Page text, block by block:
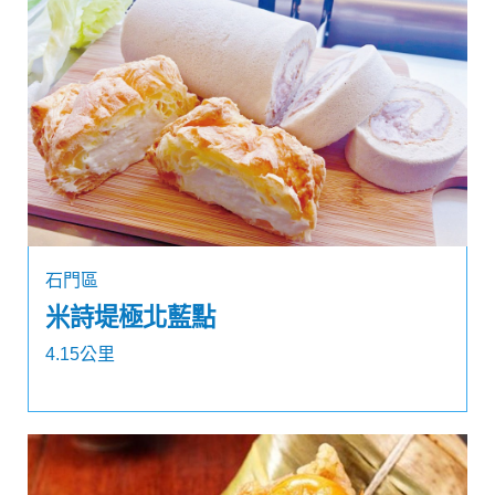
石門區
米詩堤極北藍點
4.15公里